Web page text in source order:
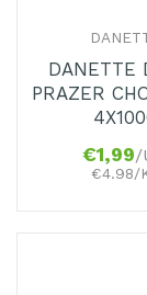
DANETTE
PRAZER
€1,99/
€4.98/